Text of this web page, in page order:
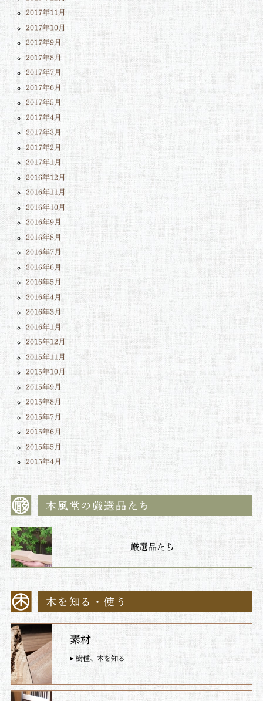
2017年11月
2017年10月
2017年9月
2017年8月
2017年7月
2017年6月
2017年5月
2017年4月
2017年3月
2017年2月
2017年1月
2016年12月
2016年11月
2016年10月
2016年9月
2016年8月
2016年7月
2016年6月
2016年5月
2016年4月
2016年3月
2016年1月
2015年12月
2015年11月
2015年10月
2015年9月
2015年8月
2015年7月
2015年6月
2015年5月
2015年4月
木風堂の厳選品たち
厳選品たち
木を知る・使う
素材
樹種、木を知る